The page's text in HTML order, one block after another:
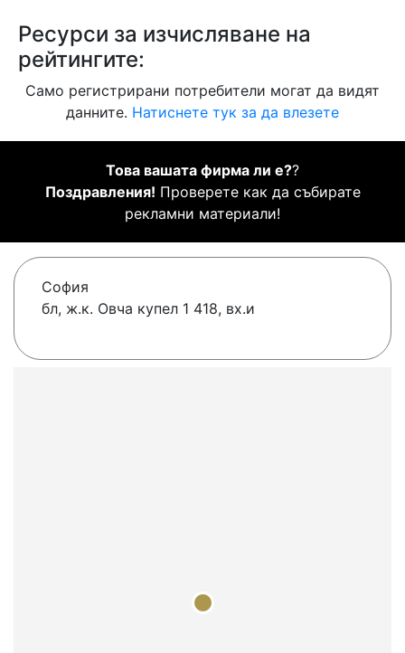
Ресурси за изчисляване на
рейтингите:
Само регистрирани потребители могат да видят
данните. Натиснете тук за да влезете
Това вашата фирма ли е??
Поздравления! Проверете как да събирате
рекламни материали!
София
бл, ж.к. Овча купел 1 418, вх.и